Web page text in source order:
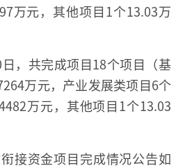
万元，其他项目1个13.03万
，共完成项目18个项目（基
万元，产业发展类项目6个
万元，其他项目1个13.03
接资金项目完成情况公告如